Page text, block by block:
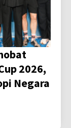
2026,
Negara